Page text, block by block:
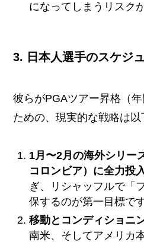
になってしまうリスク
3. 日本人選手のスケジ
彼らがPGAツアー昇格（
ための、現実的な戦略は以
1月〜2月の海外シリー
コロンビア）に全力投
ぎ、リシャッフルで「
保するのが第一目標です
移動とコンディショニ
南米、そしてアメリカ